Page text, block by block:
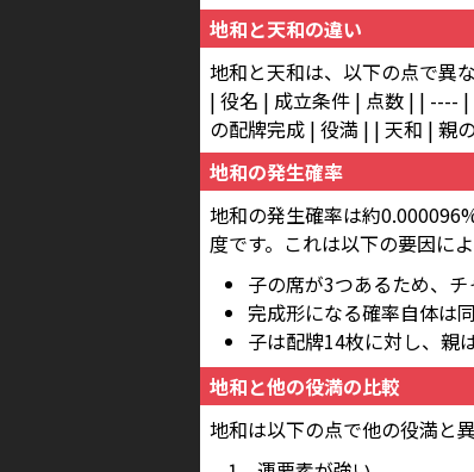
地和と天和の違い
地和と天和は、以下の点で異な
| 役名 | 成立条件 | 点数 | |
の配牌完成 | 役満 | | 天和 | 親
地和の発生確率
地和の発生確率は約
度です。これは以下の要因によ
子の席が3つあるため、
完成形になる確率自体は
子は配牌14枚に対し、親
地和と他の役満の比較
地和は以下の点で他の役満と